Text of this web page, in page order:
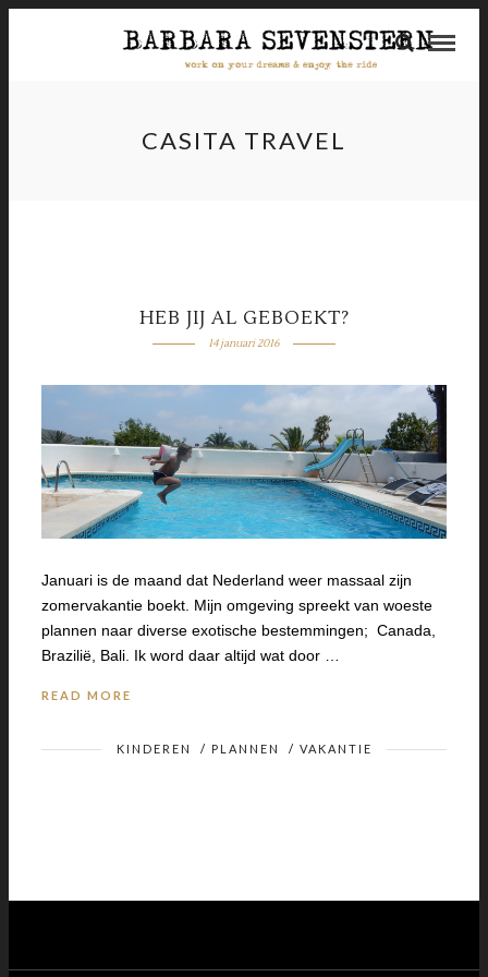
CASITA TRAVEL
HEB JIJ AL GEBOEKT?
14 januari 2016
Januari is de maand dat Nederland weer massaal zijn
zomervakantie boekt. Mijn omgeving spreekt van woeste
plannen naar diverse exotische bestemmingen; Canada,
Brazilië, Bali. Ik word daar altijd wat door …
READ MORE
KINDEREN / PLANNEN / VAKANTIE